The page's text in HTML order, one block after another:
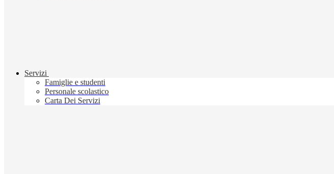
Servizi
Famiglie e studenti
Personale scolastico
Carta Dei Servizi